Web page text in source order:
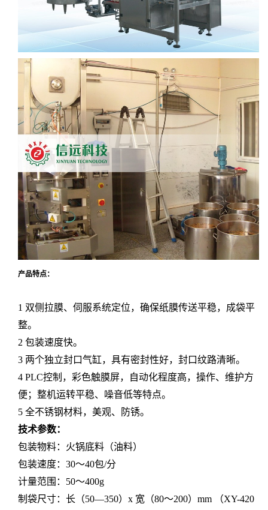
产品特点：
1 双侧拉膜、伺服系统定位，确保纸膜传送平稳，成袋平
整。
2 包装速度快。
3 两个独立封口气缸，具有密封性好，封口纹路清晰。
4 PLC控制，彩色触膜屏，自动化程度高，操作、维护方
便；整机运转平稳、噪音低等特点。
5 全不锈钢材料，美观、防锈。
技术参数：
包装物料：火锅底料（油料）
包装速度：30～40包/分
计量范围：50～400g
制袋尺寸：长（50—350） x 宽（80～200） mm （XY-420